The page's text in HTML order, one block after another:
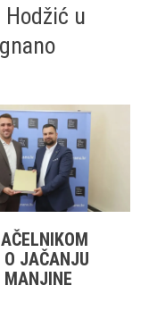
u
JAČANJU
MANJINE